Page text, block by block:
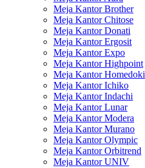
Meja Kantor Brother
Meja Kantor Chitose
Meja Kantor Donati
Meja Kantor Ergosit
Meja Kantor Expo
Meja Kantor Highpoint
Meja Kantor Homedoki
Meja Kantor Ichiko
Meja Kantor Indachi
Meja Kantor Lunar
Meja Kantor Modera
Meja Kantor Murano
Meja Kantor Olympic
Meja Kantor Orbitrend
Meja Kantor UNIV